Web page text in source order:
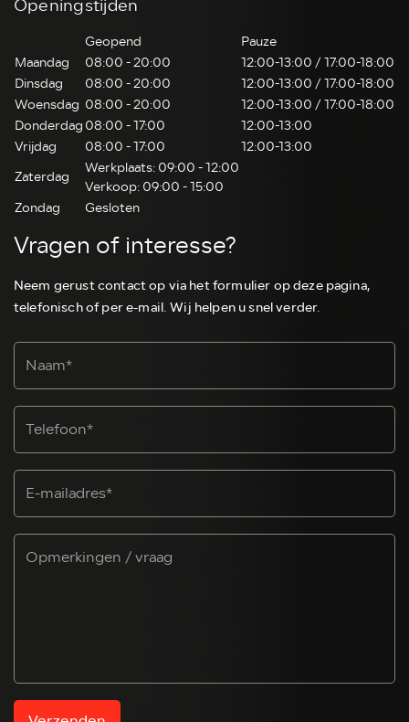
Openingstijden
Geopend
Pauze
Maandag
08:00 - 20:00
12:00-13:00 / 17:00-18:00
Dinsdag
08:00 - 20:00
12:00-13:00 / 17:00-18:00
Woensdag 08:00 - 20:00
12:00-13:00 / 17:00-18:00
Donderdag08:00 - 17:00
12:00-13:00
Vrijdag
08:00 - 17:00
12:00-13:00
Zaterdag
Werkplaats: 09:00 - 12:00
Verkoop: 09:00 - 15:00
Zondag
Gesloten
Vragen of interesse?
Neem gerust contact op via het formulier op deze pagina,
telefonisch of per e-mail. Wij helpen u snel verder.